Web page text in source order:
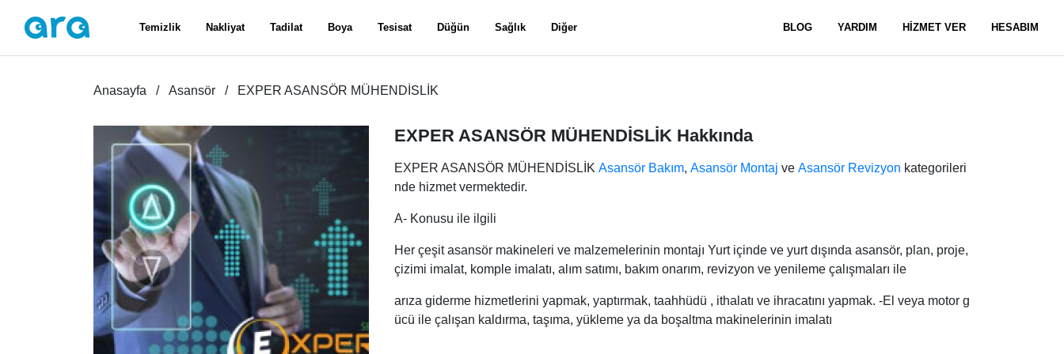
Temizlik Nakliyat Tadilat Boya Tesisat Düğün Sağlık Diğer BLOG YARDIM HİZMET VER HESABIM
Anasayfa Asansör EXPER ASANSÖR MÜHENDİSLİK
EXPER ASANSÖR MÜHENDİSLİK Hakkında
EXPER ASANSÖR MÜHENDİSLİK Asansör Bakım, Asansör Montaj ve Asansör Revizyon kategorileri
nde hizmet vermektedir.
A- Konusu ile ilgili
Her çeşit asansör makineleri ve malzemelerinin montajı Yurt içinde ve yurt dışında asansör, plan, proje,
çizimi imalat, komple imalatı, alım satımı, bakım onarım, revizyon ve yenileme çalışmaları ile
arıza giderme hizmetlerini yapmak, yaptırmak, taahhüdü , ithalatı ve ihracatını yapmak. -El veya motor g
ücü ile çalışan kaldırma, taşıma, yükleme ya da boşaltma makinelerinin imalatı